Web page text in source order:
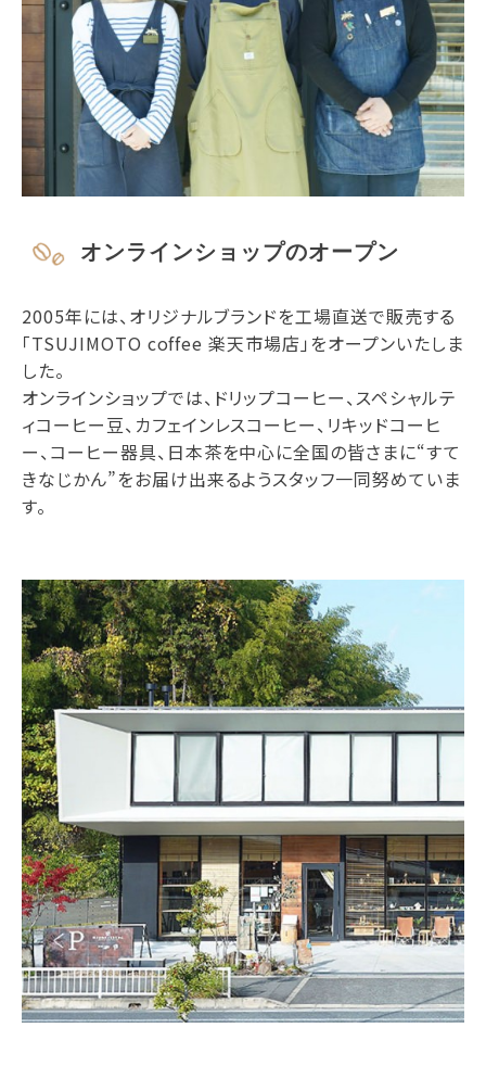
オンラインショップのオープン
2005年には、オリジナルブランドを工場直送で販売する
「TSUJIMOTO coffee 楽天市場店」をオープンいたしま
した。
オンラインショップでは、ドリップコーヒー、スペシャルテ
ィコーヒー豆、カフェインレスコーヒー、リキッドコーヒ
ー、コーヒー器具、日本茶を中心に全国の皆さまに“すて
きなじかん”をお届け出来るようスタッフ一同努めていま
す。